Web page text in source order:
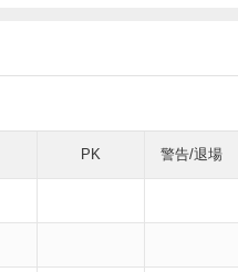
PK 警告/退場